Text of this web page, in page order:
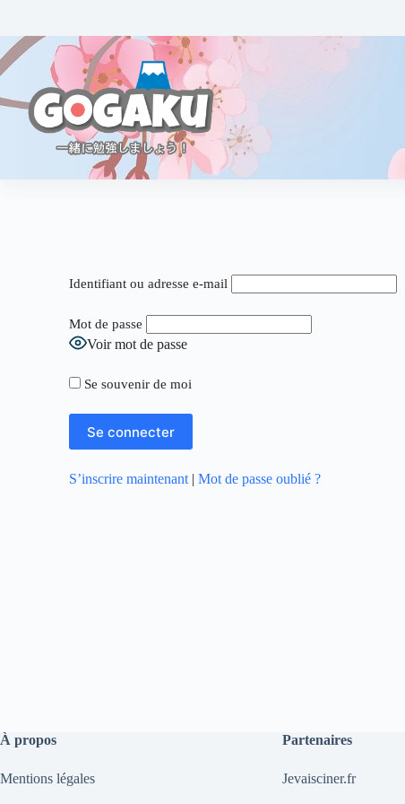
Identifiant ou adresse e-mail
Mot de passe
Voir mot de passe
Se souvenir de moi
S’inscrire maintenant |Mot de passe oublié ?
À propos
Mentions légales
Partenaires
Jevaisciner.fr